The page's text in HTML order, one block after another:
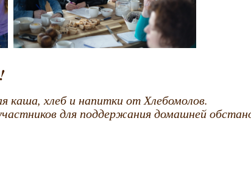
каша, хлеб и напитки от Хлебомолов.
для поддержания домашней